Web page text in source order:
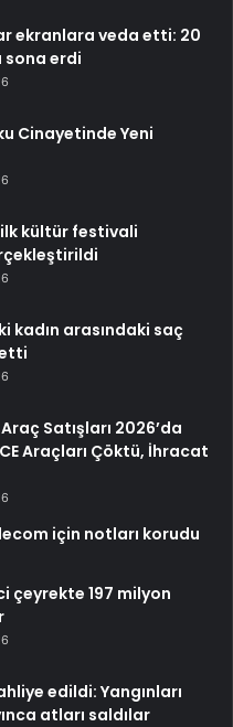
ekranlara veda etti: 20
sona erdi
Cinayetinde Yeni
kültür festivali
kadın arasındaki saç
Satışları 2026’da
Araçları Çöktü, İhracat
için notları korudu
çeyrekte 197 milyon
edildi: Yangınları
atları saldılar